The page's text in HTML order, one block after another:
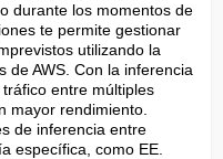
durante los momentos de
te permite gestionar
utilizando la
de AWS. Con la inferencia
entre múltiples
mayor rendimiento.
de inferencia entre
específica, como EE.